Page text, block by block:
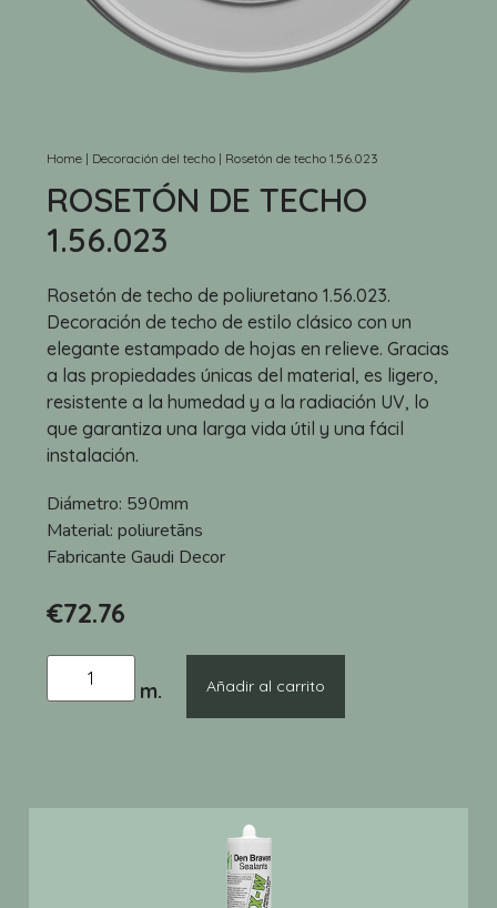
Home | Decoración del techo | Rosetón de techo 1.56.023
ROSETÓN DE TECHO
1.56.023
Rosetón de techo de poliuretano 1.56.023.
Decoración de techo de estilo clásico con un
elegante estampado de hojas en relieve. Gracias
a las propiedades únicas del material, es ligero,
resistente a la humedad y a la radiación UV, lo
que garantiza una larga vida útil y una fácil
instalación.
Diámetro: 590mm
Material: poliuretāns
Fabricante Gaudi Decor
€72.76
Añadir al carrito